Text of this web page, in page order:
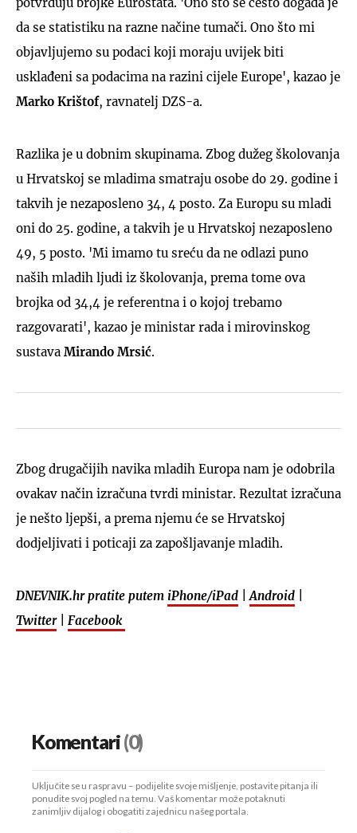
da se statistiku na razne načine tumači. Ono što mi
objavljujemo su podaci koji moraju uvijek biti
usklađeni sa podacima na razini cijele Europe', kazao je
Marko Krištof, ravnatelj DZS-a.
Razlika je u dobnim skupinama. Zbog dužeg školovanja
u Hrvatskoj se mladima smatraju osobe do 29. godine i
takvih je nezaposleno 34, 4 posto. Za Europu su mladi
oni do 25. godine, a takvih je u Hrvatskoj nezaposleno
49, 5 posto. 'Mi imamo tu sreću da ne odlazi puno
naših mladih ljudi iz školovanja, prema tome ova
brojka od 34,4 je referentna i o kojoj trebamo
razgovarati', kazao je ministar rada i mirovinskog
sustava Mirando Mrsić.
Zbog drugačijih navika mladih Europa nam je odobrila
ovakav način izračuna tvrdi ministar. Rezultat izračuna
je nešto ljepši, a prema njemu će se Hrvatskoj
dodjeljivati i poticaji za zapošljavanje mladih.
DNEVNIK.hr pratite putem iPhone/iPad Android
Twitter| Facebook
Komentari(0)
Uključite se u raspravu – podijelite svoje mišljenje, postavite pitanja ili
ponudite svoj pogled na temu. Vaš komentar može potaknuti
zanimljiv dijalog i obogatiti zajednicu našeg portala.